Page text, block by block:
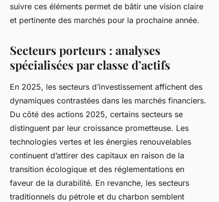
suivre ces éléments permet de bâtir une vision claire
et pertinente des marchés pour la prochaine année.
Secteurs porteurs : analyses
spécialisées par classe d’actifs
En 2025, les secteurs d’investissement affichent des
dynamiques contrastées dans les marchés financiers.
Du côté des actions 2025, certains secteurs se
distinguent par leur croissance prometteuse. Les
technologies vertes et les énergies renouvelables
continuent d’attirer des capitaux en raison de la
transition écologique et des réglementations en
faveur de la durabilité. En revanche, les secteurs
traditionnels du pétrole et du charbon semblent